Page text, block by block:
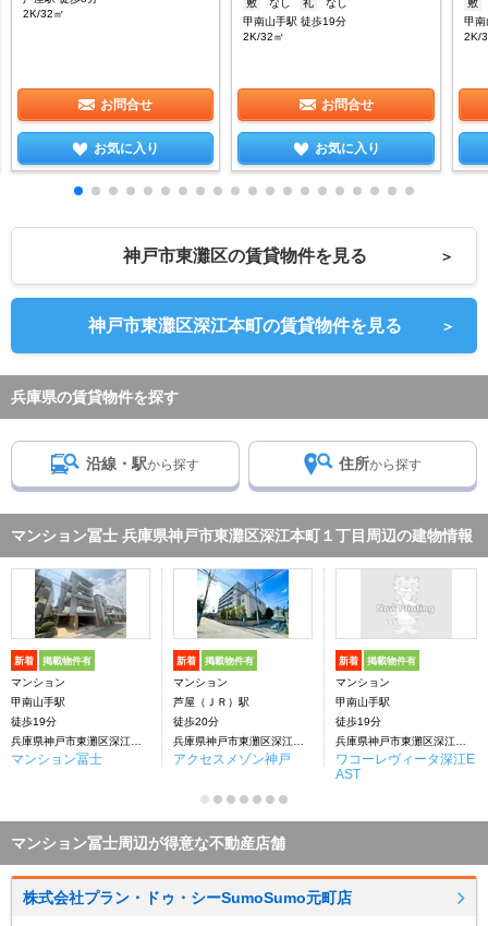
2K/32㎡
お問合せ
お気に入り
敷 なし 礼
なし
甲南山手駅 徒歩19分
2K/32㎡
お問合せ
お気に入り
敷
甲
2K/
神戸市東灘区の賃貸物件を見る ＞
神戸市東灘区深江本町の賃貸物件を見る ＞
兵庫県の賃貸物件を探す
沿線・駅から探す 住所から探す
マンション冨士 兵庫県神戸市東灘区深江本町１丁目周辺の建物情報
新着 掲載物件有
マンション
甲南山手駅
徒歩19分
マンション冨士
新着 掲載物件有
マンション
芦屋（ＪＲ）駅
徒歩20分
アクセスメゾン神戸
新着 掲載物件有
マンション
甲南山手駅
徒歩19分
ワコーレヴィータ深江E
AST
マンション冨士周辺が得意な不動産店舗
株式会社プラン・ドゥ・シーSumoSumo元町店